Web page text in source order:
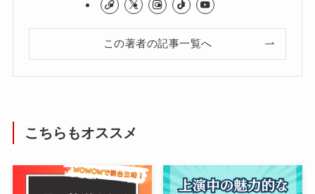
この著者の記事一覧へ
こちらもオススメ